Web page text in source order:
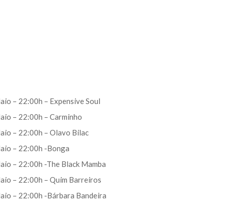
– 22:00h – Expensive Soul
– 22:00h – Carminho
– 22:00h – Olavo Bilac
– 22:00h -Bonga
– 22:00h -The Black Mamba
– 22:00h – Quim Barreiros
– 22:00h -Bárbara Bandeira